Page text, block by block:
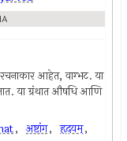
आहेत, वाग्भट. या
या ग्रंथात औषधि आणि
, अष्टांग, हृदयम्,